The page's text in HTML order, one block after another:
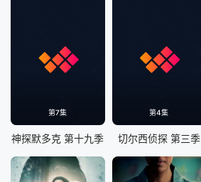
第7集
神探默多克 第十九季
第4集
切尔西侦探 第三季